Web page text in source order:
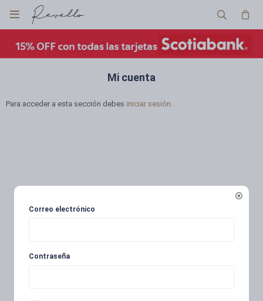

Correo electrónico
Contraseña

Mi cuenta
Para acceder a esta sección debes iniciar sesión.